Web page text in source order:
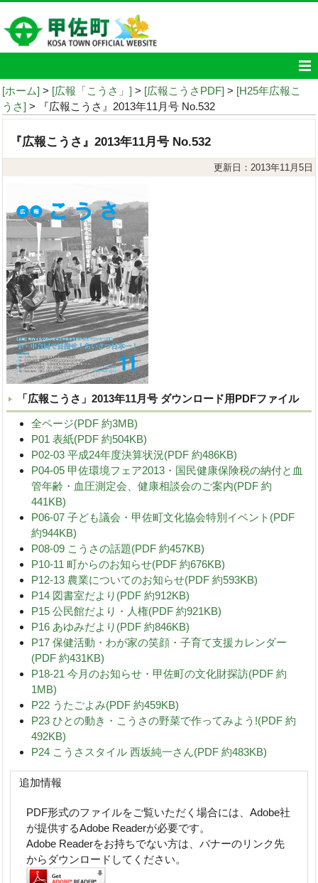
[ホーム] > [広報「こうさ」] > [広報こうさPDF] > [H25年広報こ
うさ] > 『広報こうさ』2013年11月号 No.532
『広報こうさ』2013年11月号 No.532
更新日：2013年11月5日
「広報こうさ」2013年11月号 ダウンロード用PDFファイル
全ページ(PDF 約3MB)
P01 表紙(PDF 約504KB)
P02-03 平成24年度決算状況(PDF 約486KB)
P04-05 甲佐環境フェア2013・国民健康保険税の納付と血
管年齢・血圧測定会、健康相談会のご案内(PDF 約
441KB)
P06-07 子ども議会・甲佐町文化協会特別イベント(PDF
約944KB)
P08-09 こうさの話題(PDF 約457KB)
P10-11 町からのお知らせ(PDF 約676KB)
P12-13 農業についてのお知らせ(PDF 約593KB)
P14 図書室だより(PDF 約912KB)
P15 公民館だより・人権(PDF 約921KB)
P16 あゆみだより(PDF 約846KB)
P17 保健活動・わが家の笑顔・子育て支援カレンダー
(PDF 約431KB)
P18-21 今月のお知らせ・甲佐町の文化財探訪(PDF 約
1MB)
P22 うたごよみ(PDF 約459KB)
P23 ひとの動き・こうさの野菜で作ってみよう!(PDF 約
492KB)
P24 こうさスタイル 西坂純一さん(PDF 約483KB)
追加情報
PDF形式のファイルをご覧いただく場合には、Adobe社
が提供するAdobe Readerが必要です。
Adobe Readerをお持ちでない方は、バナーのリンク先
からダウンロードしてください。